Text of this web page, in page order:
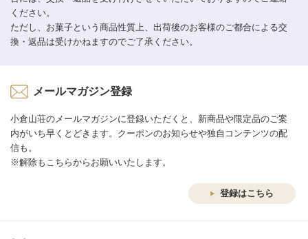
ください。
ただし、お菓子という商品性質上、出荷後のお客様のご都合による交
換・返品は受けかねますのでご了承ください。
メールマガジン登録
小倉山荘のメールマガジンに登録いただくと、新商品や限定品のご案
内がいち早くとどきます。クーポンのお知らせや独自コンテンツの配
信も。
※解除もこちらからお願いいたします。
登録はこちら